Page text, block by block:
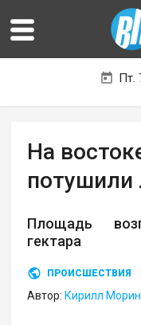
Пт.
На
потушили
Площадь
гектара
ПРОИСШЕСТВИЯ
Автор: Кирилл Морин